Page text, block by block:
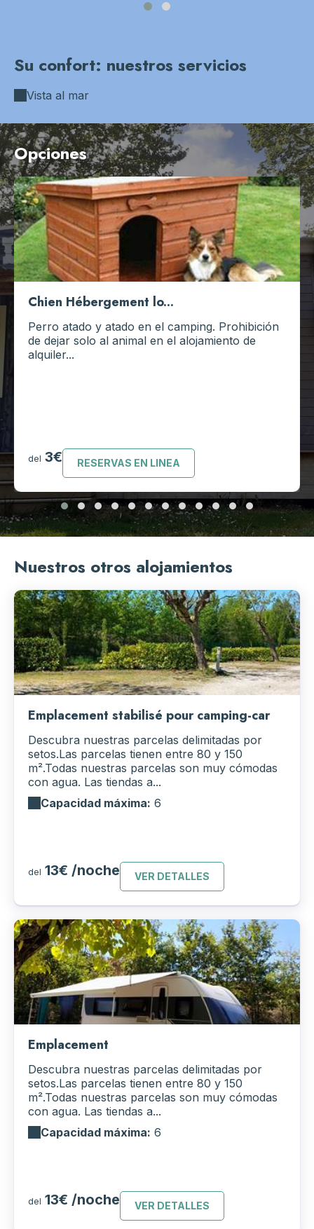
Su confort: nuestros servicios
Vista al mar
Opciones
Chien Hébergement lo...
Perro atado y atado en el camping. Prohibición
de dejar solo al animal en el alojamiento de
alquiler...
del 3€ RESERVAS EN LINEA
Nuestros otros alojamientos
Emplacement stabilisé pour camping-car
Descubra nuestras parcelas delimitadas por
setos.Las parcelas tienen entre 80 y 150
m².Todas nuestras parcelas son muy cómodas
con agua. Las tiendas a...
Capacidad máxima: 6
del 13€ /noche VER DETALLES
Emplacement
Descubra nuestras parcelas delimitadas por
setos.Las parcelas tienen entre 80 y 150
m².Todas nuestras parcelas son muy cómodas
con agua. Las tiendas a...
Capacidad máxima: 6
del 13€ /noche VER DETALLES